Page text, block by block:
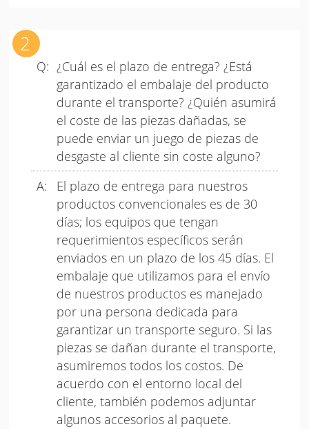
¿Cuál es el plazo de entrega? ¿Está
garantizado el embalaje del producto
durante el transporte? ¿Quién asumirá
el coste de las piezas dañadas, se
puede enviar un juego de piezas de
desgaste al cliente sin coste alguno?
El plazo de entrega para nuestros
productos convencionales es de 30
días; los equipos que tengan
requerimientos específicos serán
enviados en un plazo de los 45 días. El
embalaje que utilizamos para el envío
de nuestros productos es manejado
por una persona dedicada para
garantizar un transporte seguro. Si las
piezas se dañan durante el transporte,
asumiremos todos los costos. De
acuerdo con el entorno local del
cliente, también podemos adjuntar
algunos accesorios al paquete.